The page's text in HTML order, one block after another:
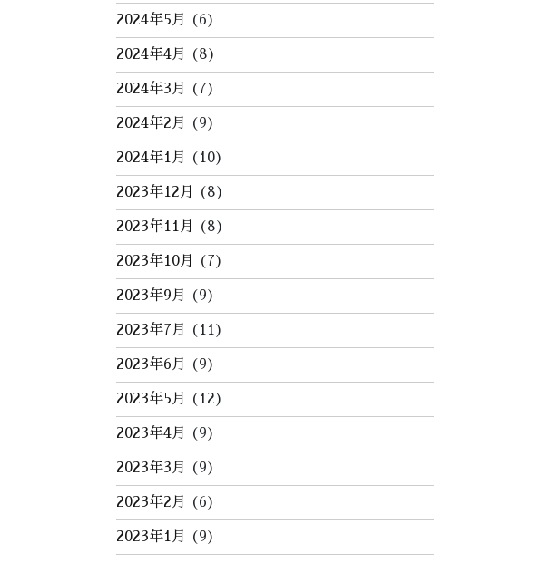
2024年5月 (6)
2024年4月 (8)
2024年3月 (7)
2024年2月 (9)
2024年1月 (10)
2023年12月 (8)
2023年11月 (8)
2023年10月 (7)
2023年9月 (9)
2023年7月 (11)
2023年6月 (9)
2023年5月 (12)
2023年4月 (9)
2023年3月 (9)
2023年2月 (6)
2023年1月 (9)